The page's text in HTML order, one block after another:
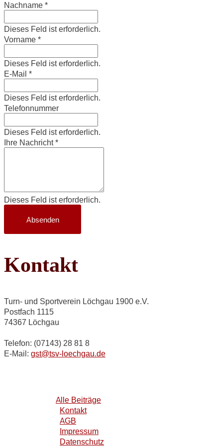
Nachname*
Dieses Feld ist erforderlich.
Vorname*
Dieses Feld ist erforderlich.
E-Mail *
Dieses Feld ist erforderlich.
Telefonnummer
Dieses Feld ist erforderlich.
Ihre Nachricht*
Dieses Feld ist erforderlich.
Absenden
Kontakt
Turn- und Sportverein Löchgau 1900 e.V.
Postfach 1115
74367 Löchgau
Telefon: (07143) 28 81 8
E-Mail: gst@tsv-loechgau.de
Alle Beiträge
Kontakt
AGB
Impressum
Datenschutz